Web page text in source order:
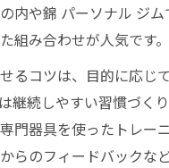
内や錦 パーソナル ジ
組み合わせが人気です。
るコツは、目的に応じ
継続しやすい習慣づく
門器具を使ったトレー
らのフィードバックな